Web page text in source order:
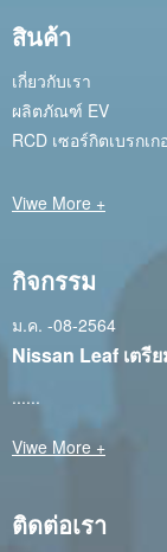
สินค้า
เกี่ยวกับเรา
ผลิตภัณฑ์ EV
RCD เซอร์กิตเบรกเก
Viwe More +
กิจกรรม
ม.ค. -08-2564
Nissan Leaf เตรี
......
Viwe More +
ติดต่อเรา